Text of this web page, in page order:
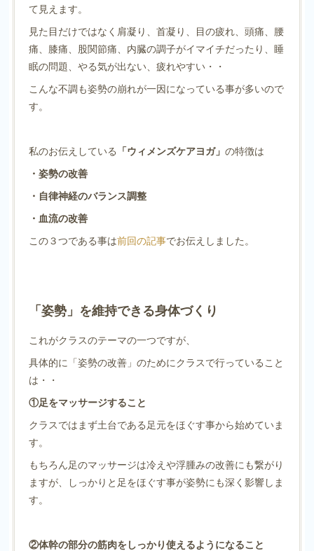
て見えます。
見た目だけではなく肩凝り、首凝り、目の疲れ、頭痛、腰
痛、膝痛、股関節痛、内臓の調子がイマイチだったり、睡
眠の問題、やる気が出ない、疲れやすい・・
こんな不調も姿勢の崩れが一因になっている事が多いので
す。
私のお伝えしている 「ウィメンズケアヨガ」 の特徴は
・姿勢の改善
・自律神経のバランス調整
・血流の改善
この３つである事は前回の記事でお伝えしました。
「姿勢」を維持できる身体づくり
これがクラスのテーマの一つですが、
具体的に「姿勢の改善」のためにクラスで行っていること
は・・
①足をマッサージすること
クラスではまず土台である足元をほぐす事から始めていま
す。
もちろん足のマッサージは冷えや浮腫みの改善にも繋がり
ますが、しっかりと足をほぐす事が姿勢にも深く影響しま
す。
②体幹の部分の筋肉をしっかり使えるようになること